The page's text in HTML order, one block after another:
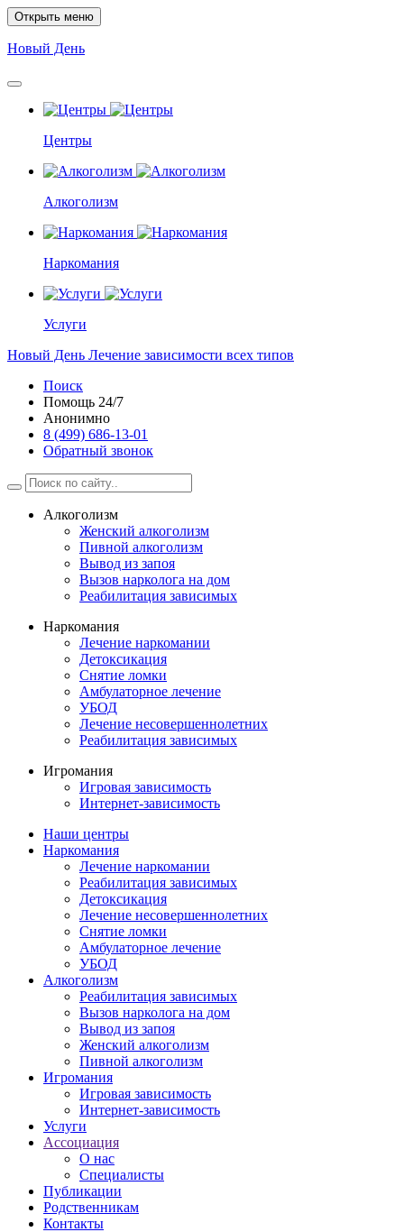
Открыть меню
Новый День
Центры
Алкоголизм
Наркомания
Услуги
Новый День Лечение зависимости всех типов
Поиск
Помощь 24/7
Анонимно
8 (499) 686-13-01
Обратный звонок
Алкоголизм
Женский алкоголизм
Пивной алкоголизм
Вывод из запоя
Вызов нарколога на дом
Реабилитация зависимых
Наркомания
Лечение наркомании
Детоксикация
Снятие ломки
Амбулаторное лечение
УБОД
Лечение несовершеннолетних
Реабилитация зависимых
Игромания
Игровая зависимость
Интернет-зависимость
Наши центры
Наркомания
Лечение наркомании
Реабилитация зависимых
Детоксикация
Лечение несовершеннолетних
Снятие ломки
Амбулаторное лечение
УБОД
Алкоголизм
Реабилитация зависимых
Вызов нарколога на дом
Вывод из запоя
Женский алкоголизм
Пивной алкоголизм
Игромания
Игровая зависимость
Интернет-зависимость
Услуги
Ассоциация
О нас
Специалисты
Публикации
Родственникам
Контакты